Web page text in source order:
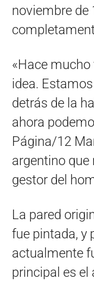
noviembre de
«Hace
idea.
detrás de la
ahora
Página/12
argentino que
gestor del
La pared
fue pintada, y
actualmente
principal es el